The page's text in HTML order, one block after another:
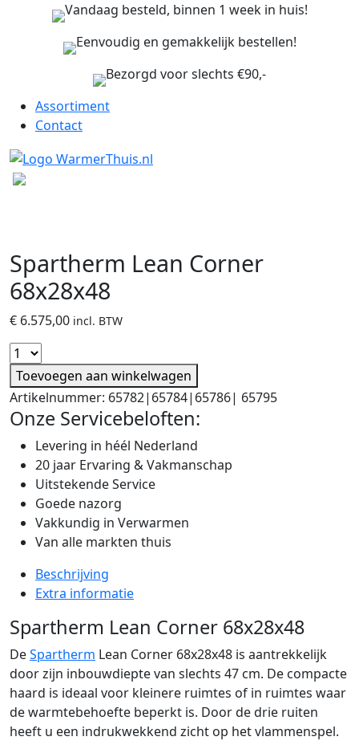
Vandaag besteld, binnen 1 week in huis!
Eenvoudig en gemakkelijk bestellen!
Bezorgd voor slechts €90,-
Assortiment
Contact
Spartherm Lean Corner
68x28x48
€ 6.575,00 incl. BTW
Toevoegen aan winkelwagen
Artikelnummer: 65782|65784|65786| 65795
Onze Servicebeloften:
Levering in héél Nederland
20 jaar Ervaring & Vakmanschap
Uitstekende Service
Goede nazorg
Vakkundig in Verwarmen
Van alle markten thuis
Beschrijving
Extra informatie
Spartherm Lean Corner 68x28x48
DeSpartherm Lean Corner 68x28x48 is aantrekkelijk
door zijn inbouwdiepte van slechts 47 cm. De compacte
haard is ideaal voor kleinere ruimtes of in ruimtes waar
de warmtebehoefte beperkt is. Door de drie ruiten
heeft u een indrukwekkend zicht op het vlammenspel.